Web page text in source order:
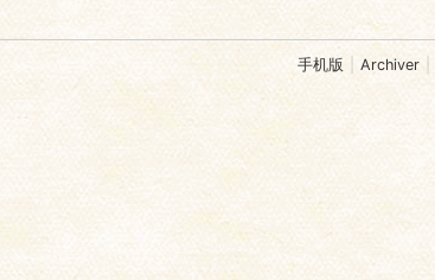
手机版 Archiver